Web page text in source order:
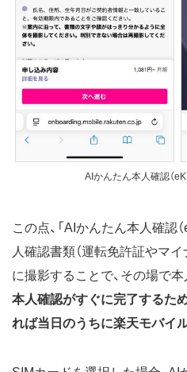
AIかんたん本人確認（
この点、「AIかんたん本人確認
人確認書類（運転免許証やマ
に撮影することで、その場で
本人確認がすぐに完了するた
れば当日のうちに楽天モバイ